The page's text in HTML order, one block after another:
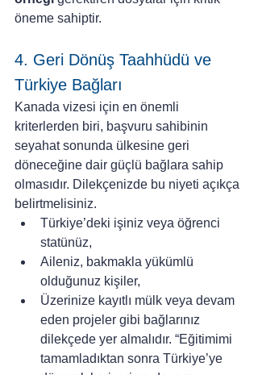
öneme sahiptir.
4. Geri Dönüş Taahhüdü ve
Türkiye Bağları
Kanada vizesi için en önemli
kriterlerden biri, başvuru sahibinin
seyahat sonunda ülkesine geri
döneceğine dair güçlü bağlara sahip
olmasıdır. Dilekçenizde bu niyeti açıkça
belirtmelisiniz.
Türkiye’deki işiniz veya öğrenci
statünüz,
Aileniz, bakmakla yükümlü
olduğunuz kişiler,
Üzerinize kayıtlı mülk veya devam
eden projeler gibi bağlarınız
dilekçede yer almalıdır. “Eğitimimi
tamamladıktan sonra Türkiye’ye